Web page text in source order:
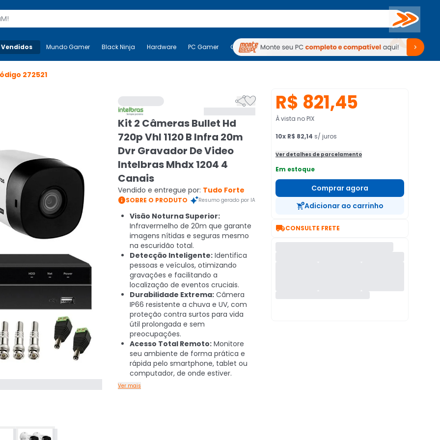
Buscar
Mais-v- Mundo Gamer Black Ninja Hardware PC Gamer Computadores Periféricos TV Venda no KaBuM!
Mundo Gamer Black Ninja Hardware PC Gamer Computadores Periféricos TV Venda no KaBuM!
272521

Kit 2 Câmeras Bullet Hd
720p Vhl 1120 B Infra 20m
Dvr Gravador De Video
Intelbras Mhdx 1204 4
Canais
Vendido e entregue por: Tudo Forte
SOBRE O PRODUTO Resumo gerado por IA
Visão Noturna Superior:
Infravermelho de 20m que garante
imagens nítidas e seguras mesmo
na escuridão total.
Detecção Inteligente: Identifica
pessoas e veículos, otimizando
gravações e facilitando a
localização de eventos cruciais.
Durabilidade Extrema: Câmera
IP66 resistente a chuva e UV, com
proteção contra surtos para vida
útil prolongada e sem
preocupações.
Acesso Total Remoto: Monitore
seu ambiente de forma prática e
rápida pelo smartphone, tablet ou
computador, de onde estiver.
Ver mais
R$ 821,45
À vista no PIX
10x R$ 82,14 s/ juros
Ver detalhes de parcelamento
Em estoque
Comprar agora
Adicionar ao carrinho
CONSULTE FRETE